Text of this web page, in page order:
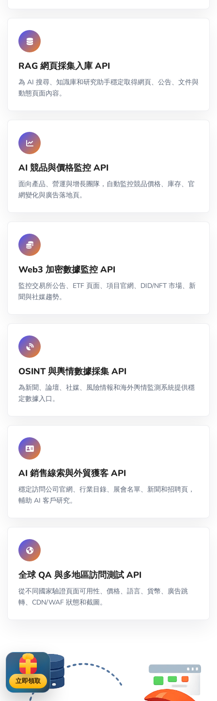
RAG 網頁採集入庫 API
為 AI 搜尋、知識庫和研究助手穩定取得網頁、公告、文件與
動態頁面內容。
AI 競品與價格監控 API
面向產品、營運與增長團隊，自動監控競品價格、庫存、官
網變化與廣告落地頁。
Web3 加密數據監控 API
監控交易所公告、ETF 頁面、項目官網、DID/NFT 市場、新
聞與社媒趨勢。
OSINT 與輿情數據採集 API
為新聞、論壇、社媒、風險情報和海外輿情監測系統提供穩
定數據入口。
AI 銷售線索與外貿獲客 API
穩定訪問公司官網、行業目錄、展會名單、新聞和招聘頁，
輔助 AI 客戶研究。
全球 QA 與多地區訪問測試 API
從不同國家驗證頁面可用性、價格、語言、貨幣、廣告跳
轉、CDN/WAF 狀態和截圖。
立即領取